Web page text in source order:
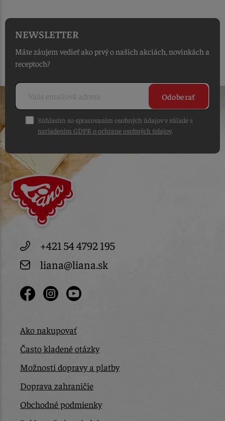
NEWSLETTER
Máte záujem vedieť ako prvý o našich akciách, novinkách a
receptoch?
Odoberať
Súhlasím so spracovaním osobných údajov v súlade s
nariadením GDPR o ochrane osobných údajov.
+421 54 4792 195
liana@liana.sk
Ako nakupovať
Často kladené otázky
Možnosti dopravy a platby
Doprava zahraničie
Obchodné podmienky